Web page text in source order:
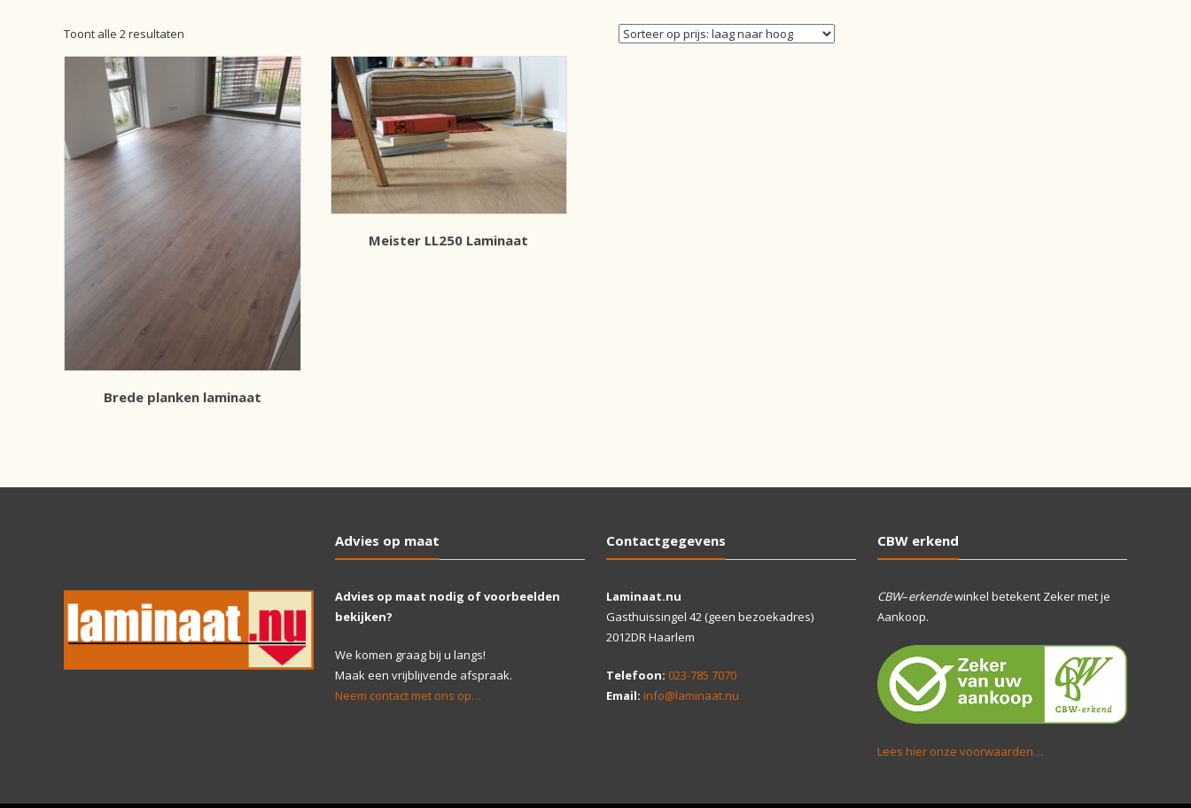
Toont alle 2 resultaten
op
naar
hoog
Brede planken laminaat
Meister LL250 Laminaat
Advies op maat
Advies op maat nodig of voorbeelden
bekijken?
We komen graag bij u langs!
Maak een vrijblijvende afspraak.
Neem contact met ons op…
Contactgegevens
Laminaat.nu
Gasthuissingel 42 (geen bezoekadres)
2012DR Haarlem
Telefoon: 023-785 7070
Email: info@laminaat.nu
CBW erkend
CBW–erkendewinkel betekent Zeker met je
Aankoop.
Lees hier onze voorwaarden…